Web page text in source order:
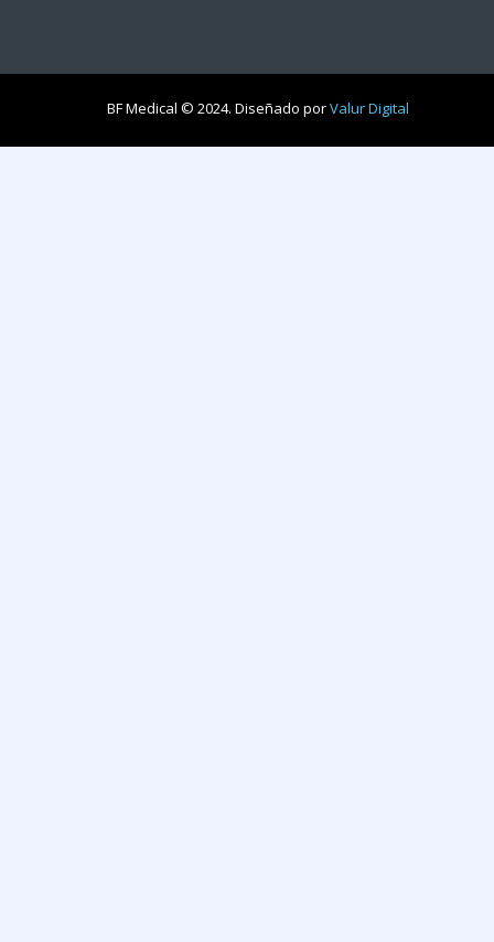
BF Medical © 2024. Diseñado porValur Digital